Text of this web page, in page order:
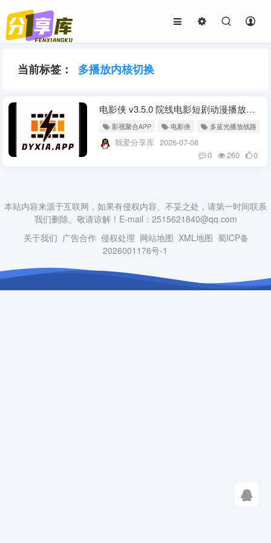
当前标签： 多播放内核切换
电影侠 v3.5.0 院线电影短剧动漫播放器 多内核切换高清观影软件
影视聚合APP 电影侠 多蓝光播放线路
我爱分享库 2026-07-08
0
260 0
本站内容来源于互联网，如果有侵权内容、不妥之处，请第一时间联系
我们删除。敬请谅解！E-mail：2515621840@qq.com
关于我们 广告合作 侵权处理 网站地图 XML地图 蜀ICP备
2026001176号-1